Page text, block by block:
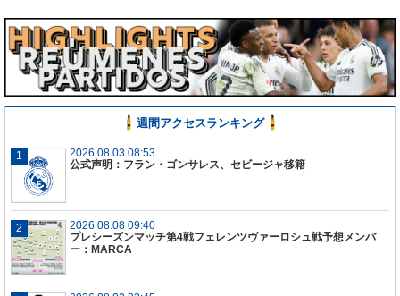
週間アクセスランキング
2026.08.03 08:53
公式声明：フラン・ゴンサレス、セビージャ移籍
2026.08.08 09:40
プレシーズンマッチ第4戦フェレンツヴァーロシュ戦予想メンバ
ー：MARCA